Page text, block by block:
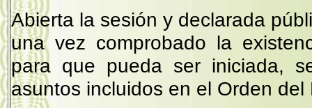
Abierta la sesión y declarada
una vez comprobado la
para que pueda ser iniciada,
asuntos incluidos en el Orden del